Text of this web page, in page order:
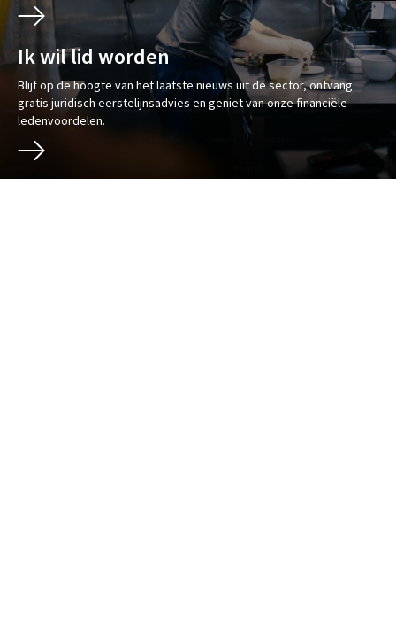
Ik wil lid worden
Blijf op de hoogte van het laatste nieuws uit de sector, ontvang
gratis juridisch eerstelijnsadvies en geniet van onze financiële
ledenvoordelen.